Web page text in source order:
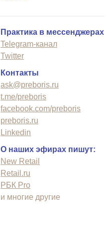
Практика в мессенджерах
Telegram-канал
Twitter
Контакты
ask@preboris.ru
t.me/preboris
facebook.com/preboris
preboris.ru
Linkedin
О наших эфирах пишут:
New Retail
Retail.ru
РБК Pro
и многие другие